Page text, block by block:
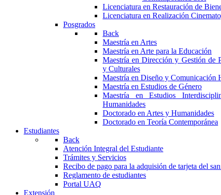
Licenciatura en Restauración de
Licenciatura en Realización
Posgrados
Back
Maestría en Artes
Maestría en Arte para la Educación
Maestría en Dirección y Gestión de
y Culturales
Maestría en Diseño y Comunicación
Maestría en Estudios de Género
Maestría en Estudios
Humanidades
Doctorado en Artes y Humanidades
Doctorado en Teoría Contemporánea
Estudiantes
Back
Atención Integral del Estudiante
Trámites y Servicios
Recibo de pago para la adquisión de tarjeta del
Reglamento de estudiantes
Portal UAQ
Extensión